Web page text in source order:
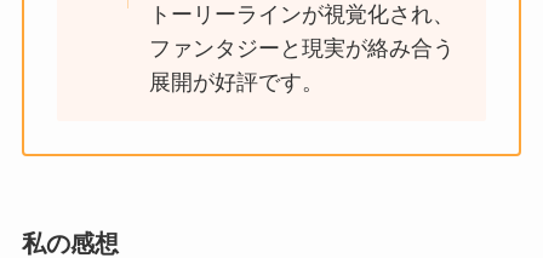
トーリーラインが視覚化され、
ファンタジーと現実が絡み合う
展開が好評です。
私の感想